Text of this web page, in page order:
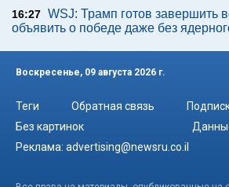
16:27 WSJ: Трамп готов завершить
объявить о победе даже без
Воскресенье, 09 августа 2026 г.
Теги Обратная связь
Без картинок
Реклама: advertising@newsru.co.il